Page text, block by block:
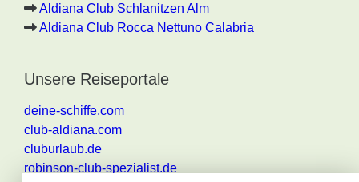
Aldiana Club Schlanitzen Alm
Aldiana Club Rocca Nettuno Calabria
Unsere Reiseportale
deine-schiffe.com
club-aldiana.com
cluburlaub.de
robinson-club-spezialist.de